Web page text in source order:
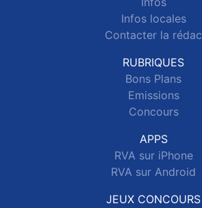
Infos locales
Contacter la rédac
RUBRIQUES
Bons Plans
Emissions
Concours
APPS
RVA sur iPhone
RVA sur Android
JEUX CONCOURS